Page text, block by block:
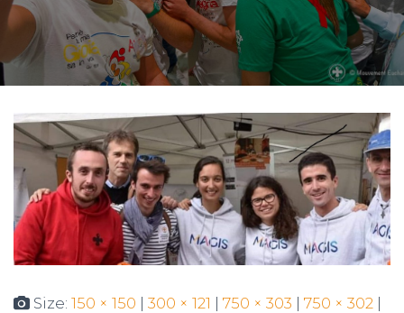
I
G
T
O
N
Size: 150 × 150 | 300 × 121 | 750 × 303 | 750 × 302 |